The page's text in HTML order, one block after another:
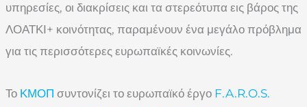
υπηρεσίες, οι διακρίσεις και τα στερεότυπα εις βάρος της
ΛΟΑΤΚΙ+ κοινότητας, παραμένουν ένα μεγάλο πρόβλημα
για τις περισσότερες ευρωπαϊκές κοινωνίες.
Το ΚΜΟΠ συντονίζει το ευρωπαϊκό έργο F.A.R.O.S.